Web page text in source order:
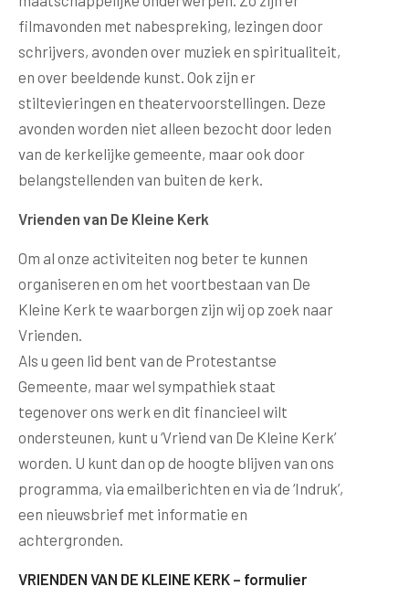
filmavonden met nabespreking, lezingen door
schrijvers, avonden over muziek en spiritualiteit,
en over beeldende kunst. Ook zijn er
stiltevieringen en theatervoorstellingen. Deze
avonden worden niet alleen bezocht door leden
van de kerkelijke gemeente, maar ook door
belangstellenden van buiten de kerk.
Vrienden van De Kleine Kerk
Om al onze activiteiten nog beter te kunnen
organiseren en om het voortbestaan van De
Kleine Kerk te waarborgen zijn wij op zoek naar
Vrienden.
Als u geen lid bent van de Protestantse
Gemeente, maar wel sympathiek staat
tegenover ons werk en dit financieel wilt
ondersteunen, kunt u ‘Vriend van De Kleine Kerk’
worden. U kunt dan op de hoogte blijven van ons
programma, via emailberichten en via de ‘Indruk’,
een nieuwsbrief met informatie en
achtergronden.
VRIENDEN VAN DE KLEINE KERK – formulier